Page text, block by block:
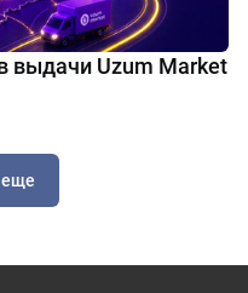
выдачи Uzum Market
еще